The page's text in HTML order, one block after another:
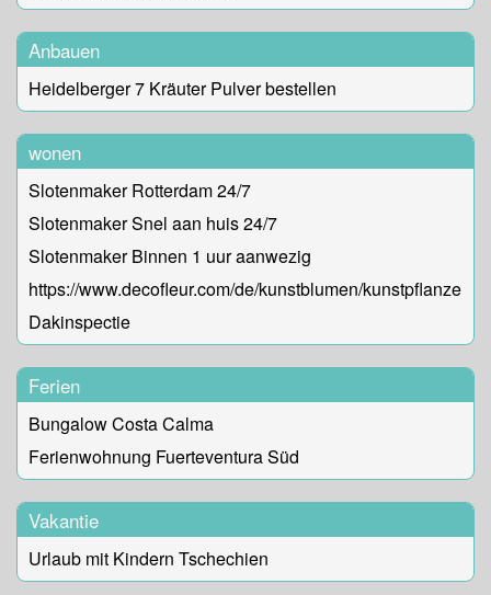
Anbauen
Heidelberger 7 Kräuter Pulver bestellen
wonen
Slotenmaker Rotterdam 24/7
Slotenmaker Snel aan huis 24/7
Slotenmaker Binnen 1 uur aanwezig
https://www.decofleur.com/de/kunstblumen/kunstpflanzen
Dakinspectie
Ferien
Bungalow Costa Calma
Ferienwohnung Fuerteventura Süd
Vakantie
Urlaub mit Kindern Tschechien